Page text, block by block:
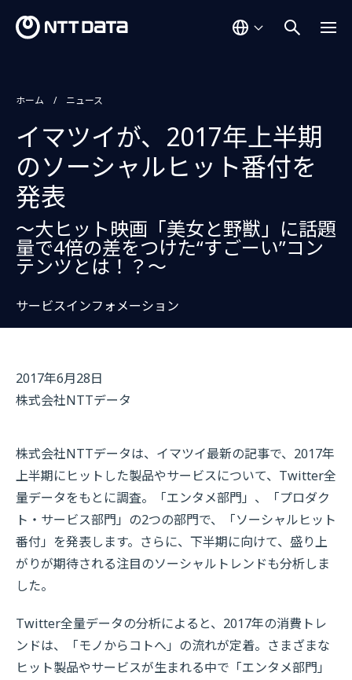
ホーム ニュース
イマツイが、2017年上半期
のソーシャルヒット番付を
発表
～大ヒット映画「美女と野獣」に話題
量で4倍の差をつけた“すごーい”コン
テンツとは！？～
サービスインフォメーション
2017年6月28日
株式会社NTTデータ
株式会社NTTデータは、イマツイ最新の記事で、2017年
上半期にヒットした製品やサービスについて、Twitter全
量データをもとに調査。「エンタメ部門」、「プロダク
ト・サービス部門」の2つの部門で、「ソーシャルヒット
番付」を発表します。さらに、下半期に向けて、盛り上
がりが期待される注目のソーシャルトレンドも分析しま
した。
Twitter全量データの分析によると、2017年の消費トレ
ンドは、「モノからコトへ」の流れが定着。さまざまな
ヒット製品やサービスが生まれる中で「エンタメ部門」